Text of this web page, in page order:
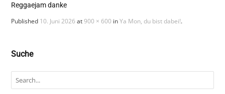
Reggaejam danke
Published 10. Juni 2026 at900 × 600 inYa Mon, du bist dabei!.
Suche